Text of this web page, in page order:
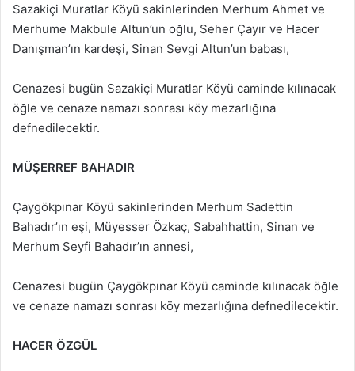
Sazakiçi Muratlar Köyü sakinlerinden Merhum Ahmet ve
Merhume Makbule Altun’un oğlu, Seher Çayır ve Hacer
Danışman’ın kardeşi, Sinan Sevgi Altun’un babası,
Cenazesi bugün Sazakiçi Muratlar Köyü caminde kılınacak
öğle ve cenaze namazı sonrası köy mezarlığına
defnedilecektir.
MÜŞERREF BAHADIR
Çaygökpınar Köyü sakinlerinden Merhum Sadettin
Bahadır’ın eşi, Müyesser Özkaç, Sabahhattin, Sinan ve
Merhum Seyfi Bahadır’ın annesi,
Cenazesi bugün Çaygökpınar Köyü caminde kılınacak öğle
ve cenaze namazı sonrası köy mezarlığına defnedilecektir.
HACER ÖZGÜL